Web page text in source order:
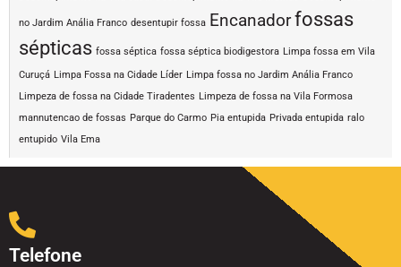
no Jardim Anália Franco desentupir fossa Encanadorfossas
sépticas fossa séptica fossa séptica biodigestora Limpa fossa em Vila
Curuçá Limpa Fossa na Cidade Líder Limpa fossa no Jardim Anália Franco
Limpeza de fossa na Cidade Tiradentes Limpeza de fossa na Vila Formosa
mannutencao de fossas Parque do Carmo Pia entupida Privada entupida ralo
entupido Vila Ema
Telefone